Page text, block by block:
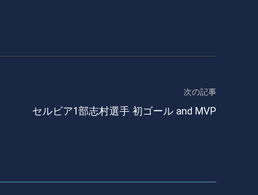
次の記事
セルビア1部志村選手 初ゴール and MVP